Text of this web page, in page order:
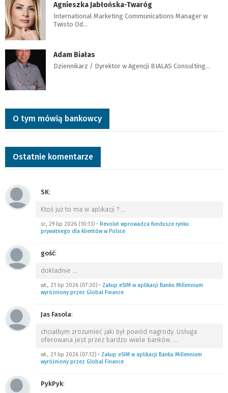
Agnieszka Jabłońska-Twaróg
International Marketing Communications Manager w
Twisto Od…
Adam Białas
Dziennikarz / Dyrektor w Agencji BIALAS Consulting…
O tym mówią bankowcy
Ostatnie komentarze
SK:
Ktoś już to ma w aplikacji ? …
śr., 29 lip 2026 (10:13) • Revolut wprowadza fundusze rynku
prywatnego dla klientów w Polsce
gość:
dokładnie …
wt., 21 lip 2026 (07:30) • Zakup eSIM w aplikacji Banku Millennium
wyróżniony przez Global Finance
Jas Fasola:
chciałbym zrozumieć jaki był powód nagrody. Usługa
oferowana jest przez bardzo wiele banków. …
wt., 21 lip 2026 (07:12) • Zakup eSIM w aplikacji Banku Millennium
wyróżniony przez Global Finance
PykPyk: